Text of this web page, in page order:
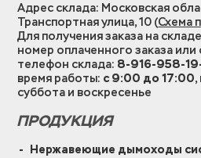
Адрес склада: Московская
Транспортная улица, 10 (Схема
Для получения заказа на
номер оплаченного заказа или
телефон склада: 8-916-958-
время работы: с 9:00 до 17:00
суббота и воскресенье
ПРОДУКЦИЯ
Нержавеющие дымоходы